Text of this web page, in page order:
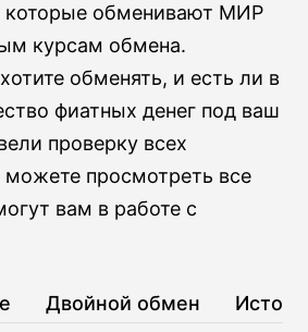
которые обменивают МИР
курсам обмена.
обменять, и есть ли в
фиатных денег под ваш
проверку всех
просмотреть все
вам в работе с
Двойной обмен История